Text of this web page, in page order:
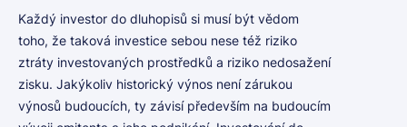
Každý investor do dluhopisů si musí být vědom
toho, že taková investice sebou nese též riziko
ztráty investovaných prostředků a riziko nedosažení
zisku. Jakýkoliv historický výnos není zárukou
výnosů budoucích, ty závisí především na budoucím